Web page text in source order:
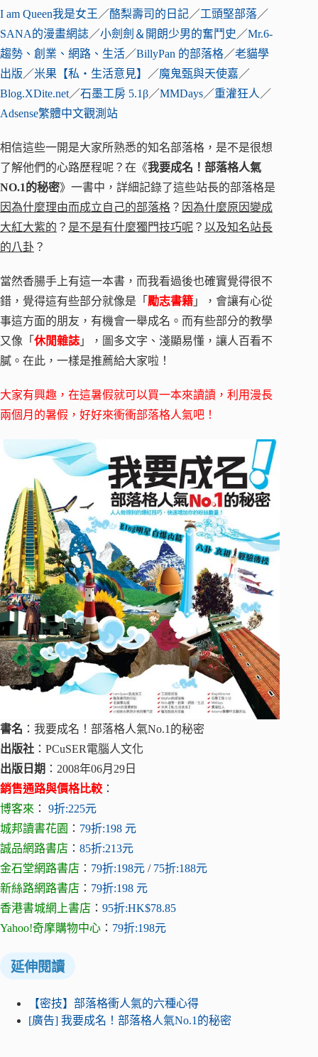
I am Queen我是女王 ／酪梨壽司的日記／工頭堅部落／
SANA的漫畫網誌／小劍劍＆開朗少男的奮鬥史 ／Mr.6-
趨勢、創業、網路、生活／BillyPan 的部落格／老貓學
出版 ／米果【私‧生活意見】 ／魔鬼甄與天使嘉 ／
Blog.XDite.net／石墨工房 5.1β／MMDays／重灌狂人 ／
Adsense繁體中文觀測站
相信這些一開是大家所熟悉的知名部落格，是不是很想
了解他們的心路歷程呢？在《我要成名！部落格人氣
NO.1的秘密》一書中，詳細記錄了這些站長的部落格是
因為什麼理由而成立自己的部落格 ？ 因為什麼原因變成
大紅大紫的 ？ 是不是有什麼獨門技巧呢 ？ 以及知名站長
的八卦 ？
當然香腸手上有這一本書，而我看過後也確實覺得很不
錯，覺得這有些部分就像是「 勵志書籍 」，會讓有心從
事這方面的朋友，有機會一舉成名。而有些部分的教學
又像「 休閒雜誌 」，圖多文字、淺顯易懂，讓人百看不
膩。在此，一樣是推薦給大家啦！
大家有興趣，在這暑假就可以買一本來讀讀，利用漫長
兩個月的暑假，好好來衝衝部落格人氣吧！
書名 ：我要成名！部落格人氣No.1的秘密
出版社 ：PCuSER電腦人文化
出版日期 ：2008年06月29日
銷售通路與價格比較 ：
博客來 ：
9折:225元
城邦讀書花園 ： 79折:198 元
誠品網路書店 ： 85折:213元
金石堂網路書店 ： 79折:198元 / 75折:188元
新絲路網路書店 ： 79折:198 元
香港書城網上書店 ： 95折:HK$78.85
Yahoo!奇摩購物中心 ： 79折:198元
延伸閱讀
【密技】部落格衝人氣的六種心得
[廣告] 我要成名！部落格人氣No.1的秘密